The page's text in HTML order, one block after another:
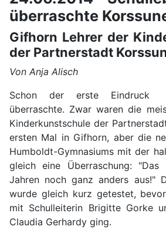
überraschte
Gifhorn Lehrer der
der Partnerstadt
Von Anja Alisch
Schon der erste Eindruck
überraschte. Zwar waren die
Kinderkunstschule der
ersten Mal in Gifhorn, aber die
Humboldt-Gymnasiums mit der
gleich eine Überraschung:
Jahren noch ganz anders aus!"
wurde gleich kurz getestet,
mit Schulleiterin Brigitte Gorke
Claudia Gerhardy ging.